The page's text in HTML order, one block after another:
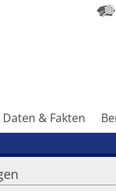
Daten & Fakten